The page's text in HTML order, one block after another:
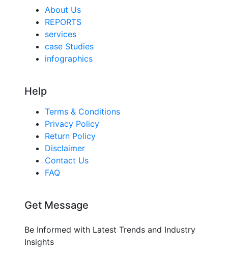
About Us
REPORTS
services
case Studies
infographics
Help
Terms & Conditions
Privacy Policy
Return Policy
Disclaimer
Contact Us
FAQ
Get Message
Be Informed with Latest Trends and Industry
Insights